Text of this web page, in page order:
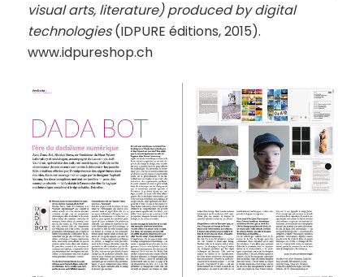
visual arts, literature) produced by digital
technologies(IDPURE éditions, 2015).
www.idpureshop.ch